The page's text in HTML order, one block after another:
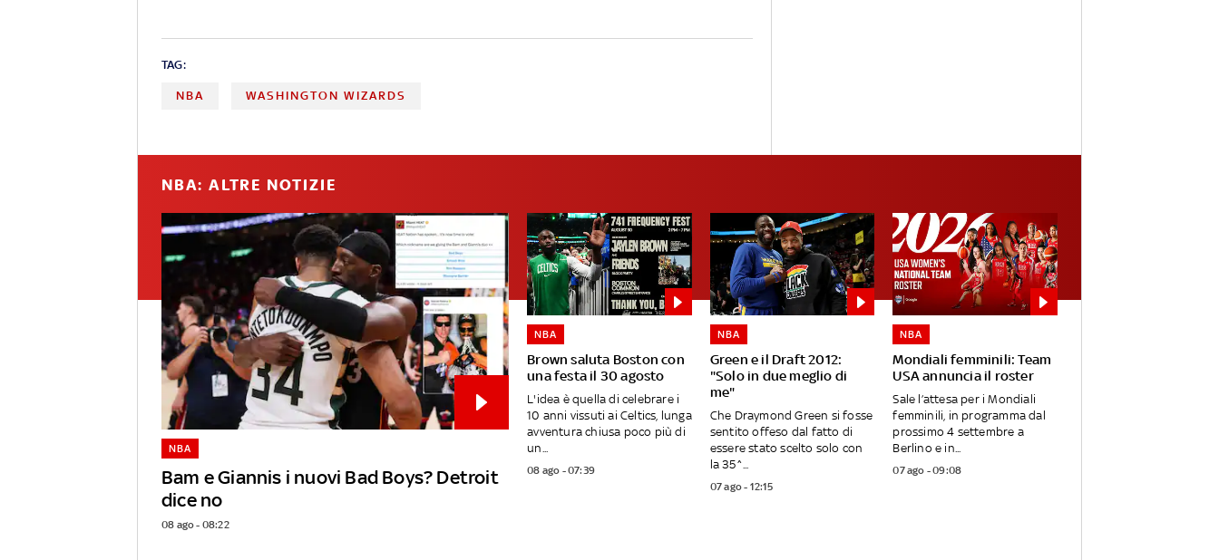
TAG:
NBA WASHINGTON WIZARDS
NBA: ALTRE NOTIZIE
Bam e Giannis i nuovi Bad Boys? Detroit
dice no
NBA
08 ago - 08:22
Brown saluta Boston con
una festa il 30 agosto
NBA
L'idea è quella di celebrare i
10 anni vissuti ai Celtics, lunga
avventura chiusa poco più di
un...
08 ago - 07:39
Green e il Draft 2012:
"Solo in due meglio di
me"
NBA
Che Draymond Green si fosse
sentito offeso dal fatto di
essere stato scelto solo con
la 35^...
07 ago - 12:15
Mondiali femminili: Team
USA annuncia il roster
NBA
Sale l’attesa per i Mondiali
femminili, in programma dal
prossimo 4 settembre a
Berlino e in...
07 ago - 09:08